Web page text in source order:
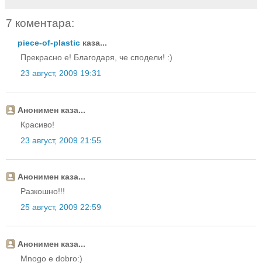
7 коментара:
piece-of-plastic каза...
Прекрасно е! Благодаря, че сподели! :)
23 август, 2009 19:31
Анонимен каза...
Красиво!
23 август, 2009 21:55
Анонимен каза...
Разкошно!!!
25 август, 2009 22:59
Анонимен каза...
Mnogo e dobro:)